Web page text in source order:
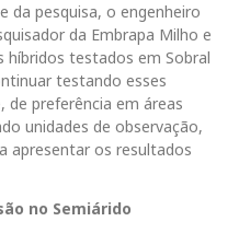
da pesquisa, o engenheiro
da Embrapa Milho e
híbridos testados em Sobral
testando esses
de preferência em áreas
unidades de observação,
apresentar os resultados
no Semiárido